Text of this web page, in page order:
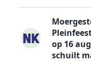
op 16
schuilt